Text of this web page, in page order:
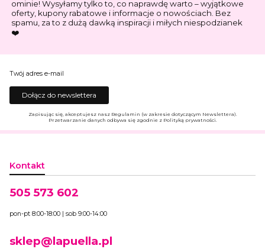
ominie! Wysyłamy tylko to, co naprawdę warto – wyjątkowe
oferty, kupony rabatowe i informacje o nowościach. Bez
spamu, za to z dużą dawką inspiracji i miłych niespodzianek
❤️
Twój adres e-mail
Dołącz do newslettera
Zapisując się, akceptujesz nasz Regulamin (w zakresie dotyczącym Newslettera).
Przetwarzanie danych odbywa się zgodnie z Polityką prywatności.
Kontakt
505 573 602
pon-pt 8:00-18:00 | sob 9:00-14:00
sklep@lapuella.pl